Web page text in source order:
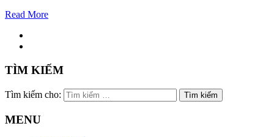
Read More
TÌM KIẾM
Tìm kiếm cho:
MENU